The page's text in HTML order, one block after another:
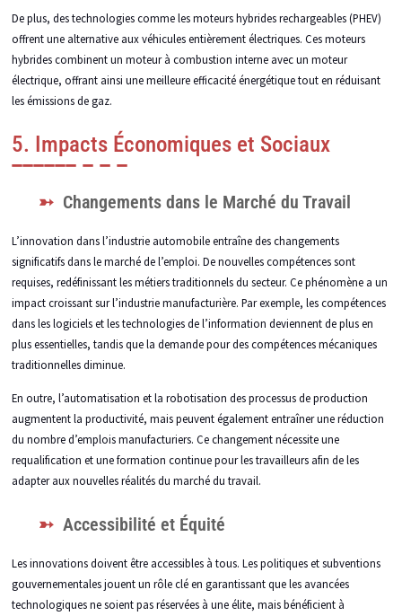
De plus, des technologies comme les moteurs hybrides rechargeables (PHEV)
offrent une alternative aux véhicules entièrement électriques. Ces moteurs
hybrides combinent un moteur à combustion interne avec un moteur
électrique, offrant ainsi une meilleure efficacité énergétique tout en réduisant
les émissions de gaz.
5. Impacts Économiques et Sociaux
Changements dans le Marché du Travail
L’innovation dans l’industrie automobile entraîne des changements
significatifs dans le marché de l’emploi. De nouvelles compétences sont
requises, redéfinissant les métiers traditionnels du secteur. Ce phénomène a un
impact croissant sur l’industrie manufacturière. Par exemple, les compétences
dans les logiciels et les technologies de l’information deviennent de plus en
plus essentielles, tandis que la demande pour des compétences mécaniques
traditionnelles diminue.
En outre, l’automatisation et la robotisation des processus de production
augmentent la productivité, mais peuvent également entraîner une réduction
du nombre d’emplois manufacturiers. Ce changement nécessite une
requalification et une formation continue pour les travailleurs afin de les
adapter aux nouvelles réalités du marché du travail.
Accessibilité et Équité
Les innovations doivent être accessibles à tous. Les politiques et subventions
gouvernementales jouent un rôle clé en garantissant que les avancées
technologiques ne soient pas réservées à une élite, mais bénéficient à